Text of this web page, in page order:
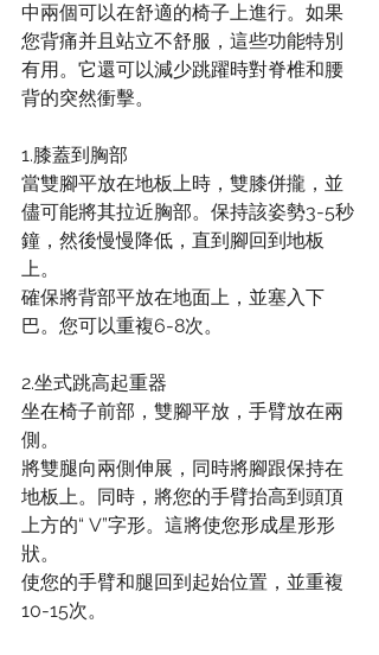
中兩個可以在舒適的椅子上進行。如果
您背痛并且站立不舒服，這些功能特別
有用。它還可以減少跳躍時對脊椎和腰
背的突然衝擊。
1.膝蓋到胸部
當雙腳平放在地板上時，雙膝併攏，並
儘可能將其拉近胸部。保持該姿勢3-5秒
鐘，然後慢慢降低，直到腳回到地板
上。
確保將背部平放在地面上，並塞入下
巴。您可以重複6-8次。
2.坐式跳高起重器
坐在椅子前部，雙腳平放，手臂放在兩
側。
將雙腿向兩側伸展，同時將腳跟保持在
地板上。同時，將您的手臂抬高到頭頂
上方的“ V”字形。這將使您形成星形形
狀。
使您的手臂和腿回到起始位置，並重複
10-15次。